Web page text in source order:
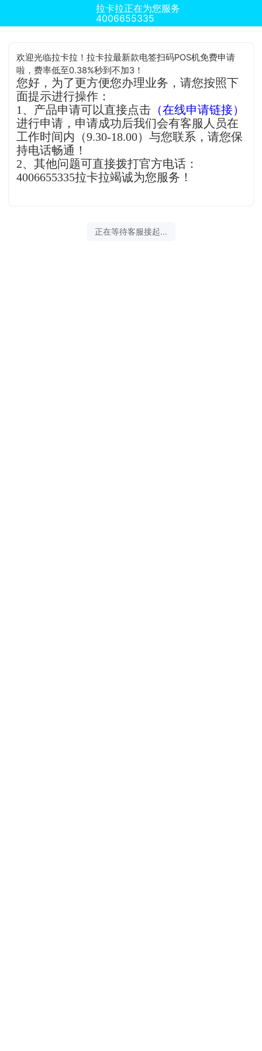
拉卡拉正在为您服务
4006655335
欢迎光临拉卡拉！拉卡拉最新款电签扫码POS机免费申请
啦，费率低至0.38%秒到不加3！
您好，为了更方便您办理业务，请您按照下
面提示进行操作：
1、产品申请可以直接点击 （在线申请链接）
进行申请，申请成功后我们会有客服人员在
工作时间内（9.30-18.00）与您联系，请您保
持电话畅通！
2、其他问题可直接拨打官方电话：
4006655335拉卡拉竭诚为您服务！
正在等待客服接起...